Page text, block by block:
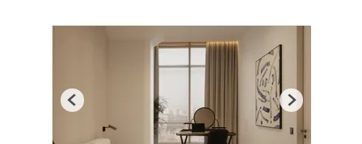
Previous Next